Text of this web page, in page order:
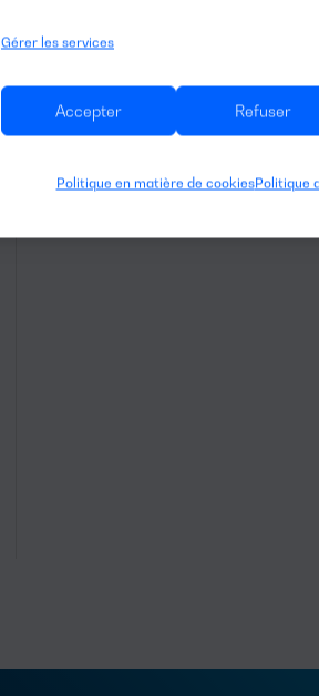
Gérer les services
Accepter Refuser
Politique en matière de cookiesPolitique